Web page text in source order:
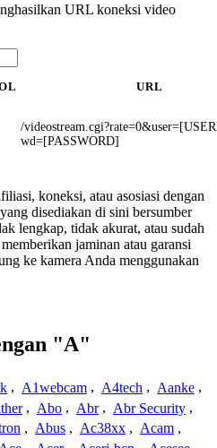
URL koneksi video
URL
/
wd=[PASSWORD]
koneksi, atau asosiasi dengan
disediakan di sini bersumber
lengkap, tidak akurat, atau sudah
jaminan atau garansi
ke kamera Anda menggunakan
"A"
, A1webcam , A4tech , Aanke ,
, Abo , Abr , Abr Security ,
, Abus , Ac38xx , Acam ,